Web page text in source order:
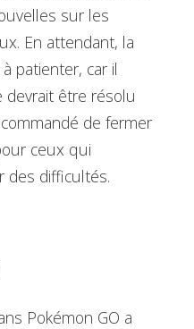
sur les
En attendant, la
patienter, car il
être résolu
de fermer
ceux qui
des difficultés.
Pokémon GO a